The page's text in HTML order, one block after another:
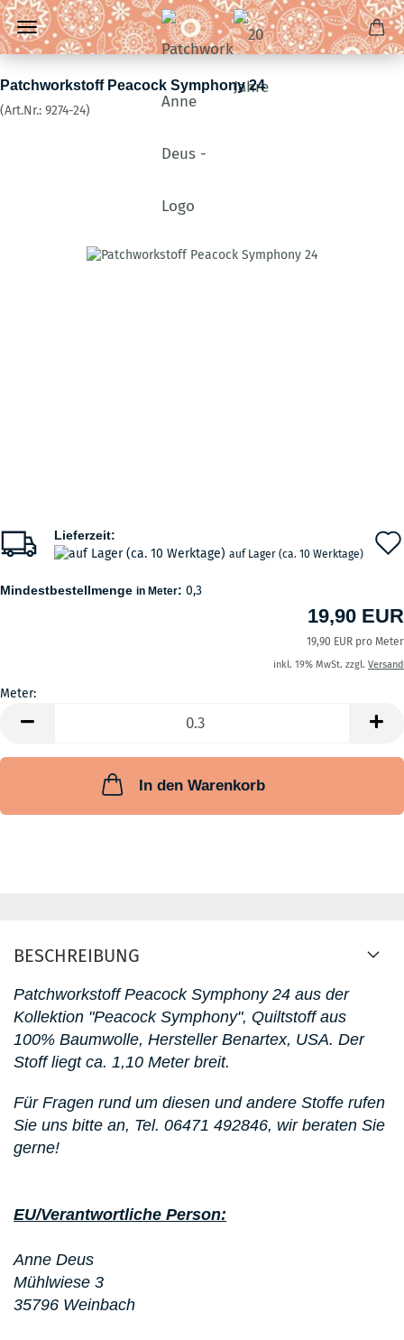
Patchworkstoff Peacock Symphony 24
(Art.Nr.: 9274-24)
Lieferzeit:
auf Lager (ca. 10 Werktage)
Mindestbestellmenge in Meter: 0,3
19,90 EUR
19,90 EUR pro Meter
inkl. 19% MwSt. zzgl. Versand
Meter:
In den Warenkorb
BESCHREIBUNG
Patchworkstoff Peacock Symphony 24 aus der
Kollektion "Peacock Symphony", Quiltstoff aus
100% Baumwolle, Hersteller Benartex, USA. Der
Stoff liegt ca. 1,10 Meter breit.
Für Fragen rund um diesen und andere Stoffe rufen
Sie uns bitte an, Tel. 06471 492846, wir beraten Sie
gerne!
EU/Verantwortliche Person:
Anne Deus
Mühlwiese 3
35796 Weinbach